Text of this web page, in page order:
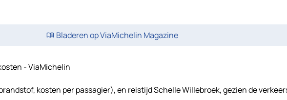
Bladeren op ViaMichelin Magazine
- ViaMichelin
kosten per passagier), en reistijd Schelle Willebroek, gezien de